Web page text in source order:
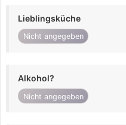
Lieblingsküche
Nicht angegeben
Alkohol?
Nicht angegeben